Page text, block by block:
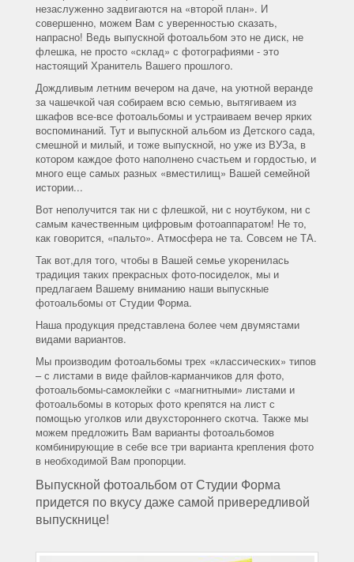
незаслуженно задвигаются на «второй план». И
совершенно, можем Вам с уверенностью сказать,
напрасно! Ведь выпускной фотоальбом это не диск, не
флешка, не просто «склад» с фотографиями - это
настоящий Хранитель Вашего прошлого.
Дождливым летним вечером на даче, на уютной веранде
за чашечкой чая собираем всю семью, вытягиваем из
шкафов все-все фотоальбомы и устраиваем вечер ярких
воспоминаний. Тут и выпускной альбом из Детского сада,
смешной и милый, и тоже выпускной, но уже из ВУЗа, в
котором каждое фото наполнено счастьем и гордостью, и
много еще самых разных «вместилищ» Вашей семейной
истории...
Вот неполучится так ни с флешкой, ни с ноутбуком, ни с
самым качественным цифровым фотоаппаратом! Не то,
как говорится, «пальто». Атмосфера не та. Совсем не ТА.
Так вот,для того, чтобы в Вашей семье укоренилась
традиция таких прекрасных фото-посиделок, мы и
предлагаем Вашему вниманию наши выпускные
фотоальбомы от Студии Форма.
Наша продукция представлена более чем двумястами
видами вариантов.
Мы производим фотоальбомы трех «классических» типов
– с листами в виде файлов-карманчиков для фото,
фотоальбомы-самоклейки с «магнитными» листами и
фотоальбомы в которых фото крепятся на лист с
помощью уголков или двухстороннего скотча. Также мы
можем предложить Вам варианты фотоальбомов
комбинирующие в себе все три варианта крепления фото
в необходимой Вам пропорции.
Выпускной фотоальбом от Студии Форма
придется по вкусу даже самой привередливой
выпускнице!